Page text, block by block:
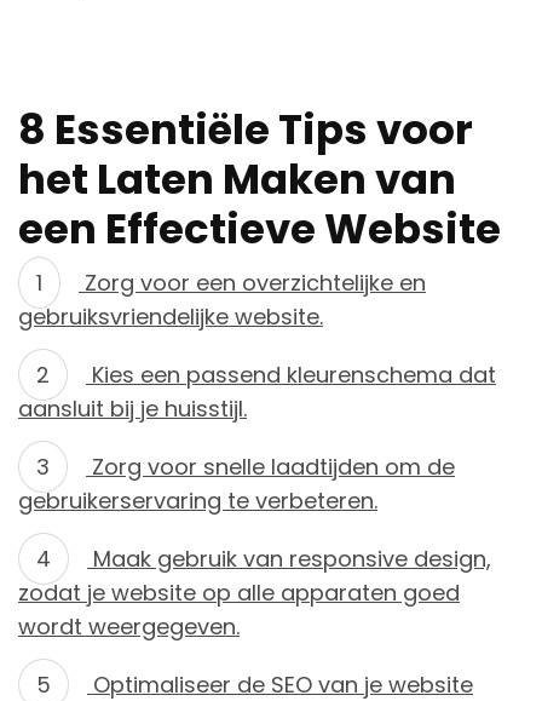
8 Essentiële Tips voor
het Laten Maken van
een Effectieve Website
Zorg voor een overzichtelijke en
gebruiksvriendelijke website.
Kies een passend kleurenschema dat
aansluit bij je huisstijl.
Zorg voor snelle laadtijden om de
gebruikerservaring te verbeteren.
Maak gebruik van responsive design,
zodat je website op alle apparaten goed
wordt weergegeven.
Optimaliseer de SEO van je website